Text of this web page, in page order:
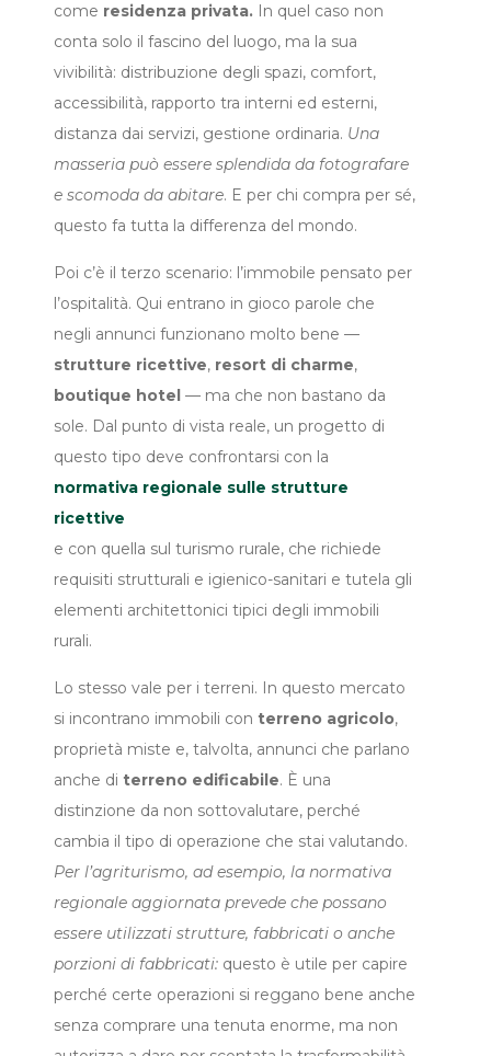
come residenza privata.In quel caso non
conta solo il fascino del luogo, ma la sua
vivibilità: distribuzione degli spazi, comfort,
accessibilità, rapporto tra interni ed esterni,
distanza dai servizi, gestione ordinaria. Una
masseria può essere splendida da fotografare
e scomoda da abitare. E per chi compra per sé,
questo fa tutta la differenza del mondo.
Poi c’è il terzo scenario: l’immobile pensato per
l’ospitalità. Qui entrano in gioco parole che
negli annunci funzionano molto bene —
strutture ricettive, resort di charme,
boutique hotel— ma che non bastano da
sole. Dal punto di vista reale, un progetto di
questo tipo deve confrontarsi con la
normativa regionale sulle strutture
ricettive
e con quella sul turismo rurale, che richiede
requisiti strutturali e igienico-sanitari e tutela gli
elementi architettonici tipici degli immobili
rurali.
Lo stesso vale per i terreni. In questo mercato
si incontrano immobili con terreno agricolo,
proprietà miste e, talvolta, annunci che parlano
anche di terreno edificabile. È una
distinzione da non sottovalutare, perché
cambia il tipo di operazione che stai valutando.
Per l’agriturismo, ad esempio, la normativa
regionale aggiornata prevede che possano
essere utilizzati strutture, fabbricati o anche
porzioni di fabbricati:questo è utile per capire
perché certe operazioni si reggano bene anche
senza comprare una tenuta enorme, ma non